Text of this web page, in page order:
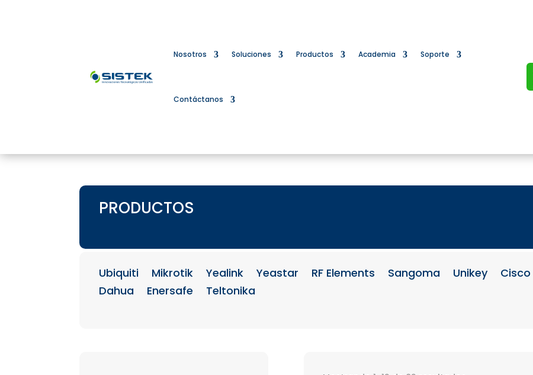
Nosotros Soluciones Productos Academia Soporte
Contáctanos
PRODUCTOS
Ubiquiti Mikrotik Yealink Yeastar RF Elements Sangoma Unikey Cisco
Dahua
Enersafe Teltonika